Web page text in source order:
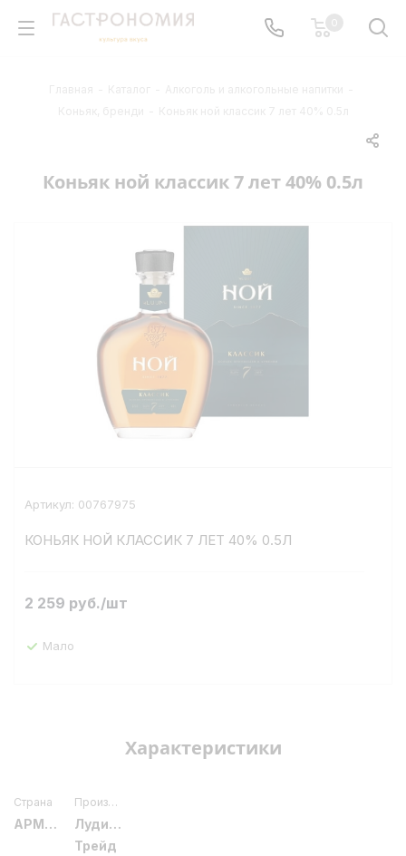
Коньяк ной классик 7 лет 40% 0.5л
Артикул: 00767975
КОНЬЯК НОЙ КЛАССИК 7 ЛЕТ 40% 0.5Л
2 259 руб./шт
Мало
Характеристики
Страна
АРМЕНИЯ
Производитель
Лудинг-
Трейд